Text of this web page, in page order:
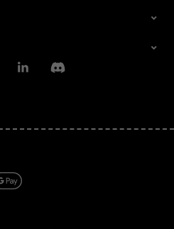
LinkedinDiscord